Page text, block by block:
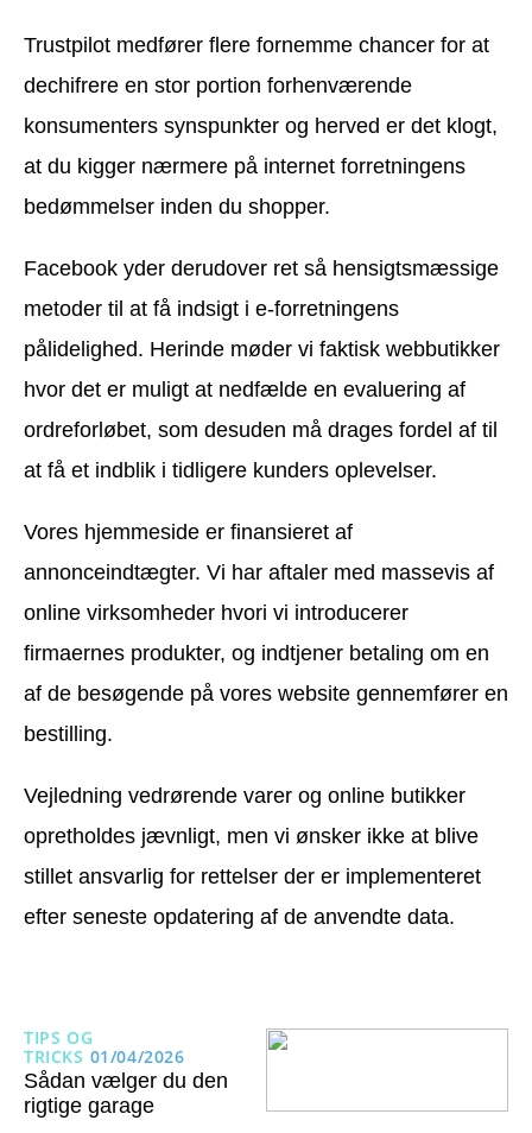
Trustpilot medfører flere fornemme chancer for at
dechifrere en stor portion forhenværende
konsumenters synspunkter og herved er det klogt,
at du kigger nærmere på internet forretningens
bedømmelser inden du shopper.
Facebook yder derudover ret så hensigtsmæssige
metoder til at få indsigt i e-forretningens
pålidelighed. Herinde møder vi faktisk webbutikker
hvor det er muligt at nedfælde en evaluering af
ordreforløbet, som desuden må drages fordel af til
at få et indblik i tidligere kunders oplevelser.
Vores hjemmeside er finansieret af
annonceindtægter. Vi har aftaler med massevis af
online virksomheder hvori vi introducerer
firmaernes produkter, og indtjener betaling om en
af de besøgende på vores website gennemfører en
bestilling.
Vejledning vedrørende varer og online butikker
opretholdes jævnligt, men vi ønsker ikke at blive
stillet ansvarlig for rettelser der er implementeret
efter seneste opdatering af de anvendte data.
TIPS OG
TRICKS 01/04/2026
Sådan vælger du den
rigtige garage